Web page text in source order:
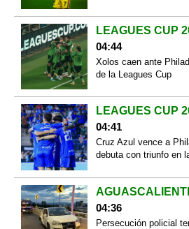
LEAGUES CUP
04:44
Xolos caen ante
de la Leagues Cup
LEAGUES CUP
04:41
Cruz Azul vence a
debuta con triunfo en
04:36
Persecución policial